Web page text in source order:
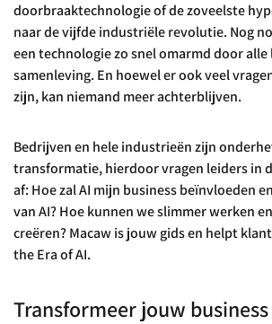
doorbraaktechnologie of de zoveelste
naar de vijfde industriële revolutie. Nog
een technologie zo snel omarmd door alle
samenleving. En hoewel er ook veel
zijn, kan niemand meer achterblijven.
Bedrijven en hele industrieën zijn
transformatie, hierdoor vragen leiders in
af: Hoe zal AI mijn business beïnvloeden
van AI? Hoe kunnen we slimmer werken
creëren? Macaw is jouw gids en helpt
the Era of AI.
Transformeer jouw